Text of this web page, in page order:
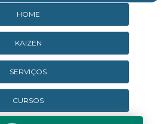
HOME
KAIZEN
SERVIÇOS
CURSOS